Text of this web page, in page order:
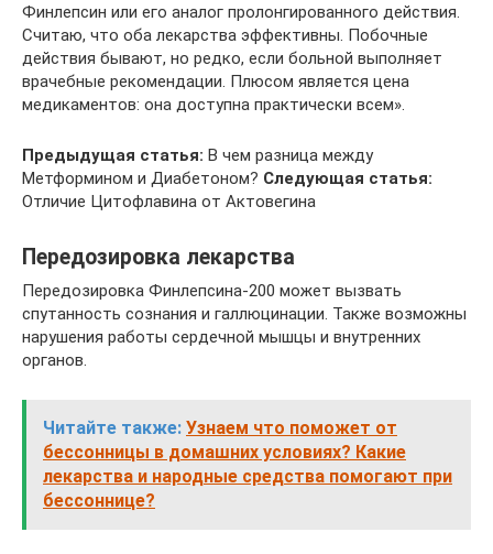
Финлепсин или его аналог пролонгированного действия.
Считаю, что оба лекарства эффективны. Побочные
действия бывают, но редко, если больной выполняет
врачебные рекомендации. Плюсом является цена
медикаментов: она доступна практически всем».
Предыдущая статья: В чем разница между
Метформином и Диабетоном? Следующая статья:
Отличие Цитофлавина от Актовегина
Передозировка лекарства
Передозировка Финлепсина-200 может вызвать
спутанность сознания и галлюцинации. Также возможны
нарушения работы сердечной мышцы и внутренних
органов.
Читайте также: Узнаем что поможет от
бессонницы в домашних условиях? Какие
лекарства и народные средства помогают при
бессоннице?